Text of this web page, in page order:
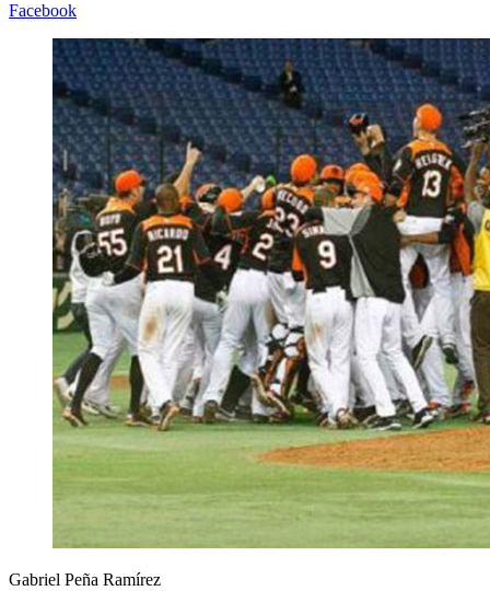
Facebook
Gabriel Peña Ramírez